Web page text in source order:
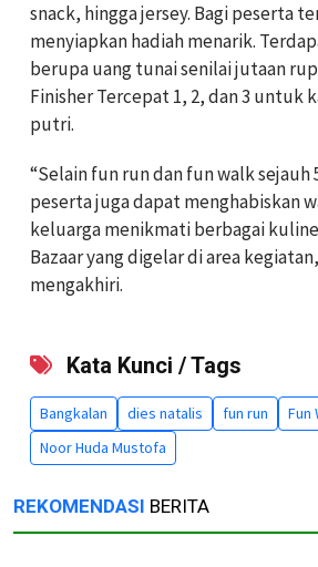
snack, hingga jersey. Bagi peserta
menyiapkan hadiah menarik.
berupa uang tunai senilai jutaan
Finisher Tercepat 1, 2, dan 3 untuk
putri.
“Selain fun run dan fun walk
peserta juga dapat menghabiskan
keluarga menikmati berbagai
Bazaar yang digelar di area
mengakhiri.
Kata Kunci / Tags
Bangkalan dies natalis fun run Fun
Noor Huda Mustofa
REKOMENDASI BERITA